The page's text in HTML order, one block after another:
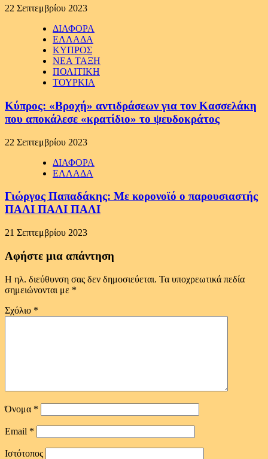
22 Σεπτεμβρίου 2023
ΔΙΑΦΟΡΑ
ΕΛΛΑΔΑ
ΚΥΠΡΟΣ
ΝΕΑ ΤΑΞΗ
ΠΟΛΙΤΙΚΗ
ΤΟΥΡΚΙΑ
Κύπρος: «Βροχή» αντιδράσεων για τον Κασσελάκη
που αποκάλεσε «κρατίδιο» το ψευδοκράτος
22 Σεπτεμβρίου 2023
ΔΙΑΦΟΡΑ
ΕΛΛΑΔΑ
Γιώργος Παπαδάκης: Με κορονοϊό ο παρουσιαστής
ΠΑΛΙ ΠΑΛΙ ΠΑΛΙ
21 Σεπτεμβρίου 2023
Αφήστε μια απάντηση
Η ηλ. διεύθυνση σας δεν δημοσιεύεται. Τα υποχρεωτικά πεδία
σημειώνονται με *
Σχόλιο *
Όνομα *
Email *
Ιστότοπος